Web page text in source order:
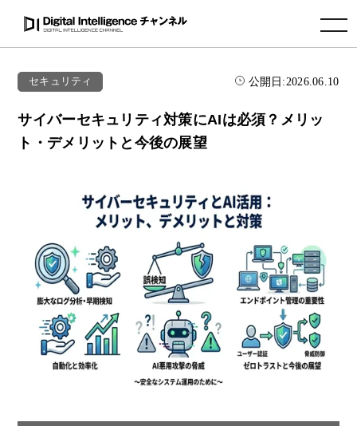
toggle navigation
セキュリティ 公開日:2026.06.10
サイバーセキュリティ対策にAIは必須？メリッ
ト・デメリットと今後の展望